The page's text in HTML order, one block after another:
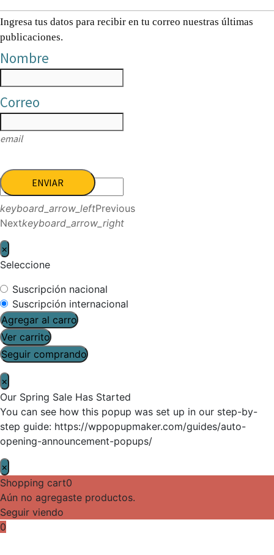
Ingresa tus datos para recibir en tu correo nuestras últimas
publicaciones.
Nombre
Correo
email
ENVIAR
keyboard_arrow_leftPrevious
Nextkeyboard_arrow_right
×
Seleccione
Suscripción nacional
Suscripción internacional
Agregar al carro
Ver carrito
Seguir comprando
×
Our Spring Sale Has Started
You can see how this popup was set up in our step-by-
step guide: https://wppopupmaker.com/guides/auto-
opening-announcement-popups/
×
Shopping cart0
Aún no agregaste productos.
Seguir viendo
0